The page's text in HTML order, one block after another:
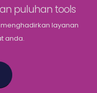
puluhan tools
layanan
anda.